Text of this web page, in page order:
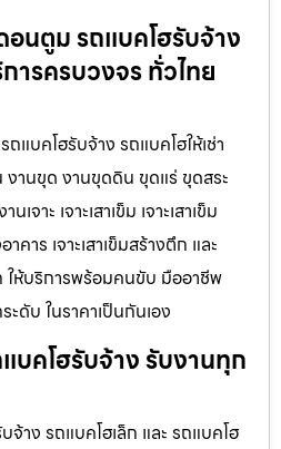
อนตูม รถแบคโฮรับจ้าง
ารครบวงจร ทั่วไทย
แบคโฮรับจ้าง รถแบคโฮให้เช่า
งานขุด งานขุดดิน ขุดแร่ ขุดสระ
าะ เจาะเสาเข็ม เจาะเสาเข็ม
าคาร เจาะเสาเข็มสร้างตึก และ
ห้บริการพร้อมคนขับ มืออาชีพ
ดับ ในราคาเป็นกันเอง
แบคโฮรับจ้าง รับงานทุก
จ้าง รถแบคโฮเล็ก และ รถแบคโฮ